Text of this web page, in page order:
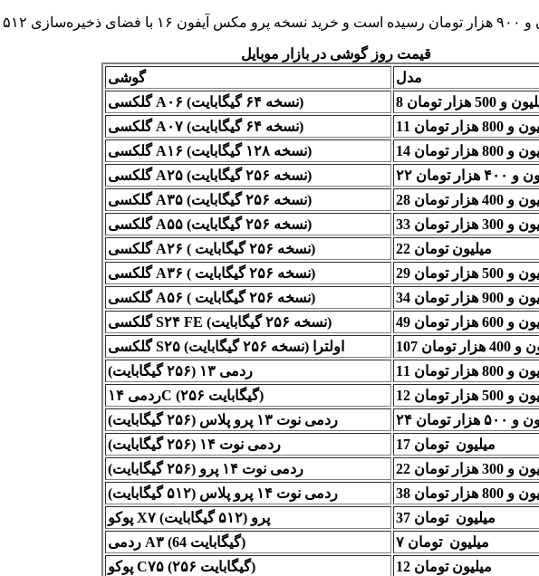
قیمت روز گوشی در بازار موبایل
گوشی
مدل
گلکسی A۰۶ (نسخه ۶۴ گیگابایت)
و 500 هزار تومان
گلکسی A۰۷ (نسخه ۶۴ گیگابایت)
800 هزار تومان
گلکسی A۱۶ (نسخه ۱۲۸ گیگابایت)
800 هزار تومان
گلکسی A۲۵ (نسخه ۲۵۶ گیگابایت)
هزار تومان
گلکسی A۳۵ (نسخه ۲۵۶ گیگابایت)
گلکسی A۵۵ (نسخه ۲۵۶ گیگابایت)
300 هزار تومان
گلکسی A۲۶ ( نسخه ۲۵۶ گیگابایت)
22 میلیون تومان
گلکسی A۳۶ ( نسخه ۲۵۶ گیگابایت)
500 هزار تومان
گلکسی A۵۶ ( نسخه ۲۵۶ گیگابایت)
900 هزار تومان
گلکسی S۲۴ FE (نسخه ۲۵۶ گیگابایت)
600 هزار تومان
گلکسی S۲۵ اولترا (نسخه ۲۵۶ گیگابایت)
هزار تومان
ردمی ۱۳ (۲۵۶ گیگابایت)
800 هزار تومان
ردمی ۱۴C (۲۵۶ گیگابایت)
500 هزار تومان
ردمی نوت ۱۳ پرو پلاس (۲۵۶ گیگابایت)
هزار تومان
ردمی نوت ۱۴ (۲۵۶ گیگابایت)
17 میلیون تومان
ردمی نوت ۱۴ پرو (۲۵۶ گیگابایت)
300 هزار تومان
ردمی نوت ۱۴ پرو پلاس (۵۱۲ گیگابایت)
800 هزار تومان
پوکو X۷ پرو (۵۱۲ گیگابایت)
37 میلیون تومان
ردمی A۳ (64 گیگابایت)
۷ میلیون تومان
پوکو C۷۵ (۲۵۶ گیگابایت)
12 میلیون تومان